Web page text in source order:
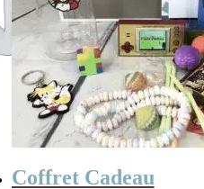
Coffret Cadeau